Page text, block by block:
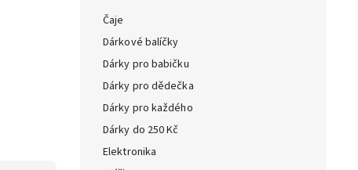
Čaje
Dárkové balíčky
Dárky pro babičku
Dárky pro dědečka
Dárky pro každého
Dárky do 250 Kč
Elektronika